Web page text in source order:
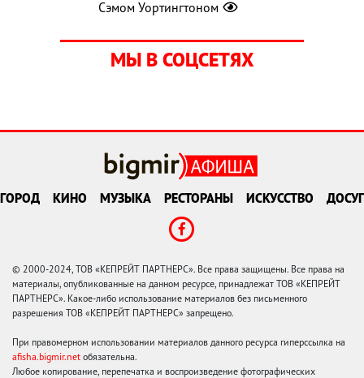
Сэмом Уортингтоном
МЫ В СОЦСЕТЯХ
ГОРОД КИНО МУЗЫКА РЕСТОРАНЫ ИСКУССТВО ДОСУГ
© 2000-2024, ТОВ «КЕПРЕЙТ ПАРТНЕРС». Все права защищены. Все права на
материалы, опубликованные на данном ресурсе, принадлежат ТОВ «КЕПРЕЙТ
ПАРТНЕРС». Какое-либо использование материалов без письменного
разрешения ТОВ «КЕПРЕЙТ ПАРТНЕРС» запрещено.
При правомерном использовании материалов данного ресурса гиперссылка на
afisha.bigmir.net обязательна.
Любое копирование, перепечатка и воспроизведение фотографических